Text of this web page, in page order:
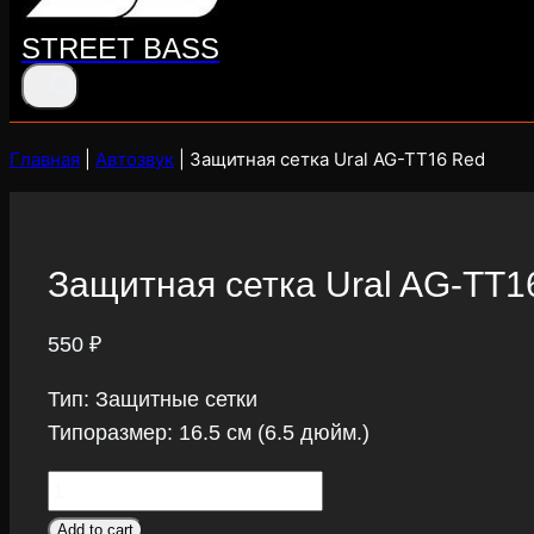
STREET BASS
Главная Автозвук Защитная сетка Ural AG-TT16 Red
Защитная сетка Ural AG-
550 ₽
Тип: Защитные сетки
Типоразмер: 16.5 см (6.5 дюйм.)
сетка
Add to cart